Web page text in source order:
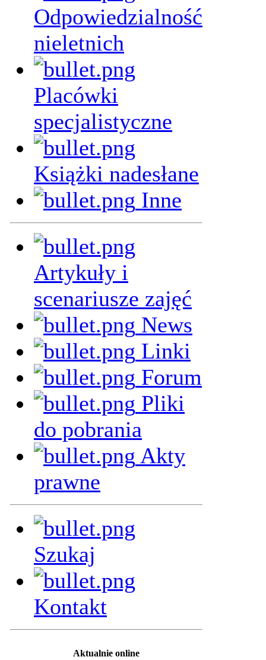
Odpowiedzialność
nieletnich
Placówki
specjalistyczne
Książki nadesłane
Inne
Artykuły i
scenariusze zajęć
News
Linki
Forum
Pliki
do pobrania
Akty
prawne
Szukaj
Kontakt
Aktualnie online